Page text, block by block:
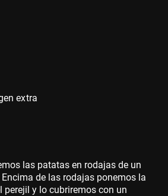
extra
las patatas en rodajas de un
Encima de las rodajas ponemos la
perejil y lo cubriremos con un